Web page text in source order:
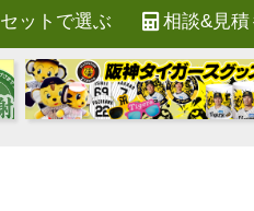
セットで選ぶ 相談&見積
検索